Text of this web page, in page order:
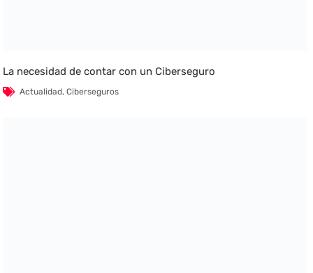
La necesidad de contar con un Ciberseguro
Actualidad,Ciberseguros